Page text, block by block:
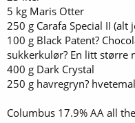
5 kg Maris Otter
250 g Carafa Special II (alt
100 g Black Patent?
sukkerkulør? En litt større
400 g Dark Crystal
250 g havregryn?
Columbus 17.9% AA all